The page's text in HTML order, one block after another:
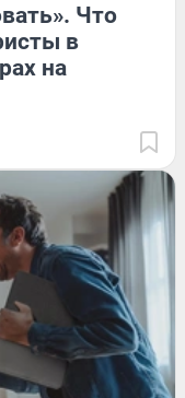
Что
в
на